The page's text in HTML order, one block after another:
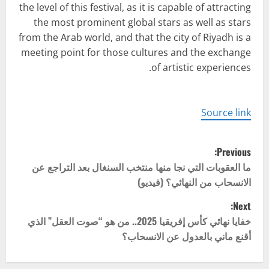
the level of this festival, as it is capable of attracting
the most prominent global stars as well as stars
from the Arab world, and that the city of Riyadh is a
meeting point for those cultures and the exchange
of artistic experiences.
Source link
P
o
s
t
n
Previous:
ما العقوبات التي نجا منها منتخب السنغال بعد التراجع عن
الانسحاب من النهائي؟ (فيديو)
Next:
خفايا نهائي كأس إفريقيا 2025.. من هو “صوت العقل” الذي
أقنع ماني بالعدول عن الانسحاب؟